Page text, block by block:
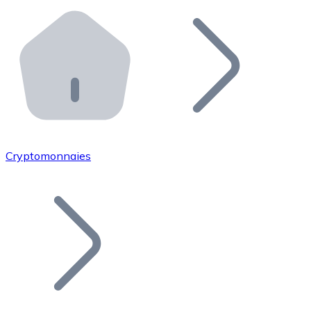
Distributeurs automatiques Bitnovo
Intégrez un ATM Bitnovo dans votre entreprise et
API Bitnovo
Intégrez notre API dans votre écosystème.
Rejoignez notre réseau de distributeurs et
Ajoutez le token de votre projet à notre service
Cryptomonnaies